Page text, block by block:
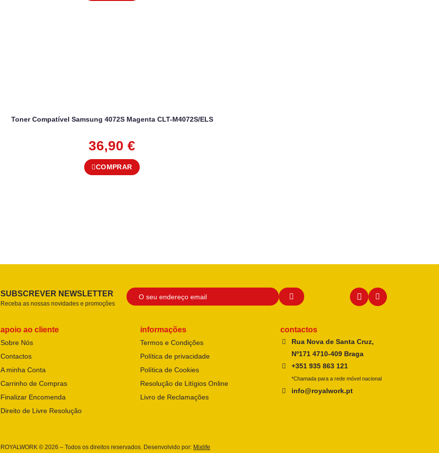
Toner Compatível Samsung 4072S Magenta CLT-M4072S/ELS
36,90 €
COMPRAR
SUBSCREVER NEWSLETTER
Receba as nossas novidades e promoções
apoio ao cliente
Sobre Nós
Contactos
A minha Conta
Carrinho de Compras
Finalizar Encomenda
Direito de Livre Resolução
informações
Termos e Condições
Política de privacidade
Política de Cookies
Resolução de Litígios Online
Livro de Reclamações
contactos
Rua Nova de Santa Cruz,
Nº171 4710-409 Braga
+351 935 863 121
*Chamada para a rede móvel nacional
info@royalwork.pt
ROYALWORK © 2026 – Todos os direitos reservados. Desenvolvido por: Mixlife